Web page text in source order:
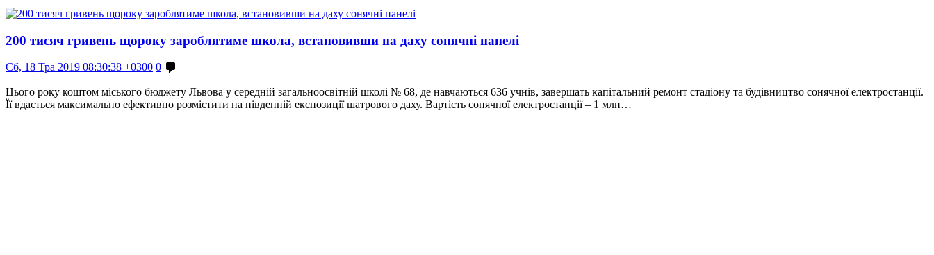
200 тисяч гривень щороку зароблятиме школа, встановивши на даху сонячні панелі
Сб, 18 Тра 2019 08:30:38 +0300 0
Цього року коштом міського бюджету Львова у середній загальноосвітній школі № 68, де навчаються 636 учнів, завершать капітальний ремонт стадіону та будівництво сонячної електростанції.
Її вдасться максимально ефективно розмістити на південній експозиції шатрового даху. Вартість сонячної електростанції – 1 млн…